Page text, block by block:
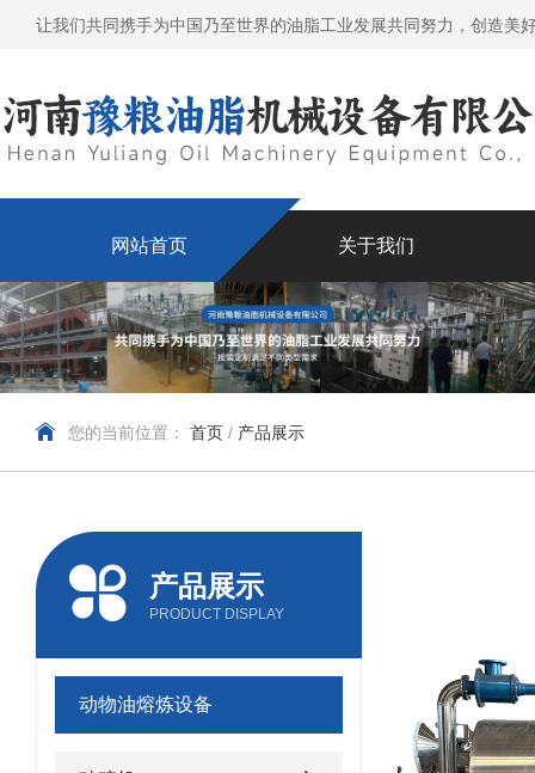
让我们共同携手为中国乃至世界的油脂工业发展共同努力，创造美
网站首页 关于我们
您的当前位置： 首页 / 产品展示
产品展示
PRODUCT DISPLAY
动物油熔炼设备